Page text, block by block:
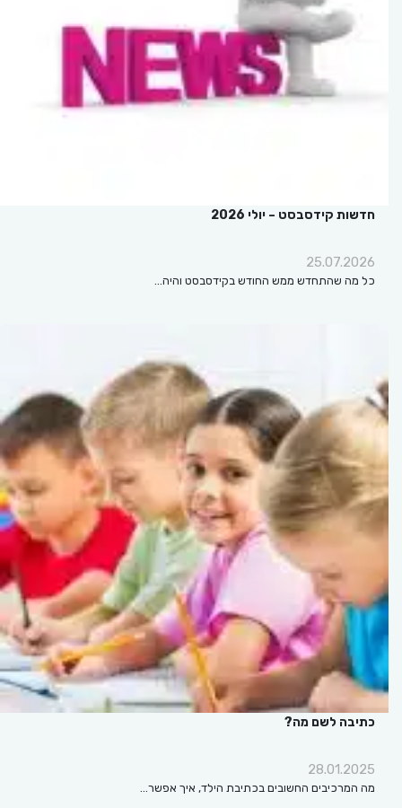
חדשות קידסבסט – יולי 2026
25.07.2026
כל מה שהתחדש ממש החודש בקידסבסט והיה…
כתיבה לשם מה?
28.01.2025
מה המרכיבים החשובים בכתיבת הילד, איך אפשר…